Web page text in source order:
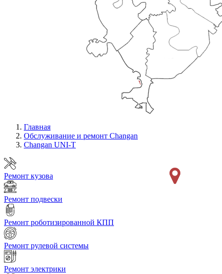
Главная
Обслуживание и ремонт Changan
Changan UNI-T
Ремонт кузова
Ремонт подвески
Ремонт роботизированной КПП
Ремонт рулевой системы
Ремонт электрики